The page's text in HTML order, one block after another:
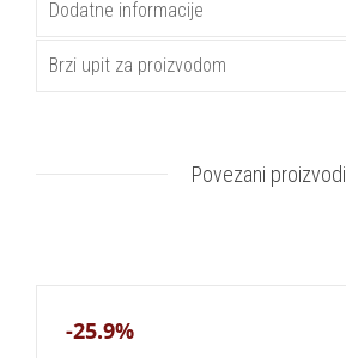
Dodatne informacije
Brzi upit za proizvodom
Povezani proizvodi
-25.9%